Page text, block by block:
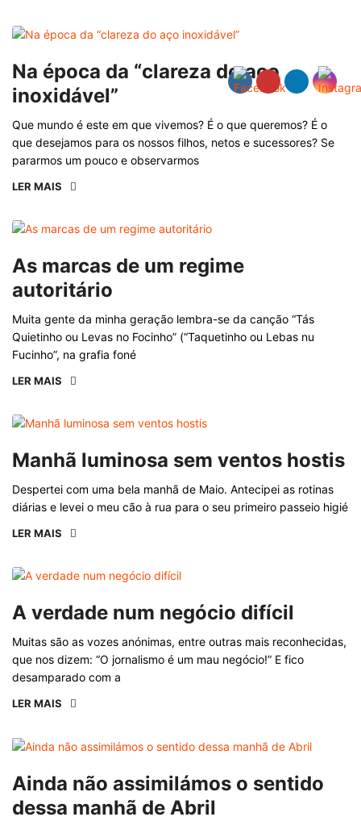
Na época da “clareza do aço
inoxidável”
Que mundo é este em que vivemos? É o que queremos? É o
que desejamos para os nossos filhos, netos e sucessores? Se
pararmos um pouco e observarmos
LER MAIS
As marcas de um regime
autoritário
Muita gente da minha geração lembra-se da canção “Tás
Quietinho ou Levas no Focinho” (“Taquetinho ou Lebas nu
Fucinho”, na grafia foné
LER MAIS
Manhã luminosa sem ventos hostis
Despertei com uma bela manhã de Maio. Antecipei as rotinas
diárias e levei o meu cão à rua para o seu primeiro passeio higié
LER MAIS
A verdade num negócio difícil
Muitas são as vozes anónimas, entre outras mais reconhecidas,
que nos dizem: “O jornalismo é um mau negócio!” E fico
desamparado com a
LER MAIS
Ainda não assimilámos o sentido
dessa manhã de Abril